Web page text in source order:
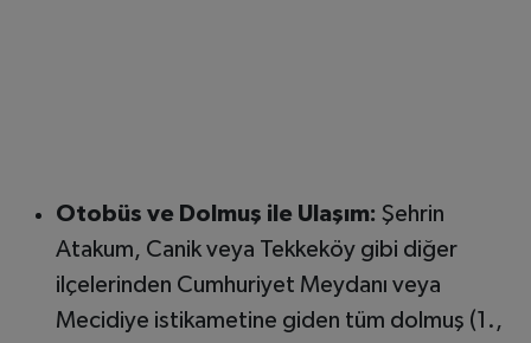
Otobüs ve Dolmuş ile Ulaşım: Şehrin
Atakum, Canik veya Tekkeköy gibi diğer
ilçelerinden Cumhuriyet Meydanı veya
Mecidiye istikametine giden tüm dolmuş (1.,